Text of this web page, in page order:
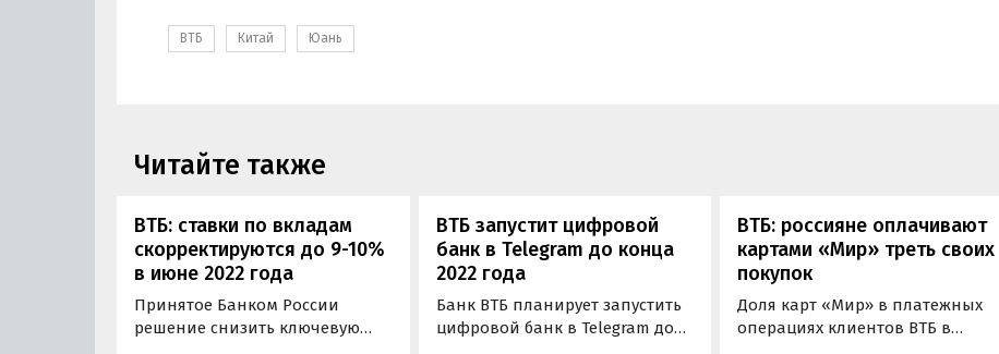
ВТБ Китай Юань
Читайте также
ВТБ: ставки по вкладам
скорректируются до 9-10%
в июне 2022 года
Принятое Банком России
решение снизить ключевую
ВТБ запустит цифровой
банк в Telegram до конца
2022 года
Банк ВТБ планирует запустить
цифровой банк в Telegram до
ВТБ: россияне оплачивают
картами «Мир» треть своих
покупок
Доля карт «Мир» в платежных
операциях клиентов ВТБ в